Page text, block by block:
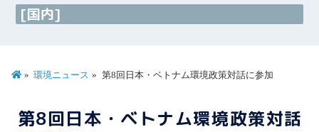
[国内]
環境ニュース 第8回日本・ベトナム環境政策対話に参加
第8回日本・ベトナム環境政策対話